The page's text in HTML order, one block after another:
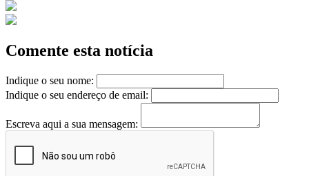
Comente esta notícia
Indique o seu nome:
Indique o seu endereço de email:
Escreva aqui a sua mensagem: